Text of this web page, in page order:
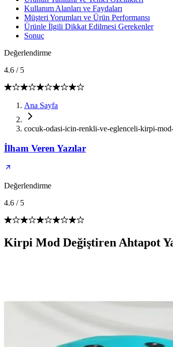
Kullanım Alanları ve Faydaları
Müşteri Yorumları ve Ürün Performansı
Ürünle İlgili Dikkat Edilmesi Gerekenler
Sonuç
Değerlendirme
4.6 / 5
Ana Sayfa
cocuk-odasi-icin-renkli-ve-eglenceli-kirpi-
İlham Veren Yazılar
Değerlendirme
4.6 / 5
Kirpi Mod Değiştiren Ahtapot